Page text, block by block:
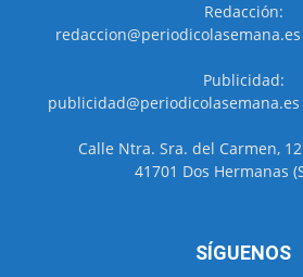
Redacción:
Publicidad:
publicidad@periodicolasemana.es
Calle Ntra. Sra. del Carmen,
41701 Dos Hermanas
SÍGUENOS